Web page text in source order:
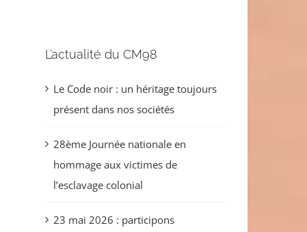
L’actualité du CM98
Le Code noir : un héritage toujours
présent dans nos sociétés
28ème Journée nationale en
hommage aux victimes de
l’esclavage colonial
23 mai 2026 : participons